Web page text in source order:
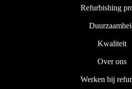
Refurbishing
Kwaliteit
Over ons
Werken bij